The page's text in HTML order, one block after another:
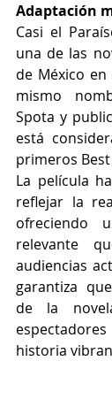
Adaptación
Casi el
una de las
de México en
mismo
Spota y
está
primeros
La película
reflejar la
ofreciendo
relevante
audiencias
garantiza
de la
historia